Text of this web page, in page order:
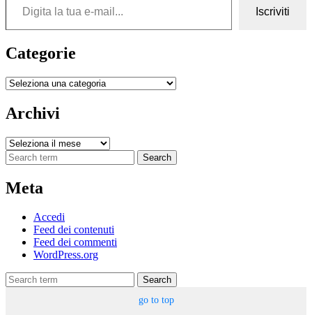
Iscriviti
Categorie
Categorie
Archivi
Archivi
Search
Meta
Accedi
Feed dei contenuti
Feed dei commenti
WordPress.org
Search
go to top